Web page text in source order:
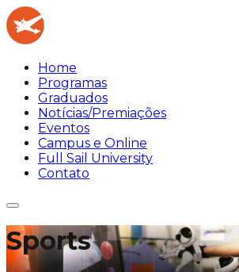
Home
Programas
Graduados
Notícias/Premiações
Eventos
Campus e Online
Full Sail University
Contato
Sports